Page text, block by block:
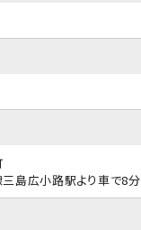
島広小路駅より車で8分